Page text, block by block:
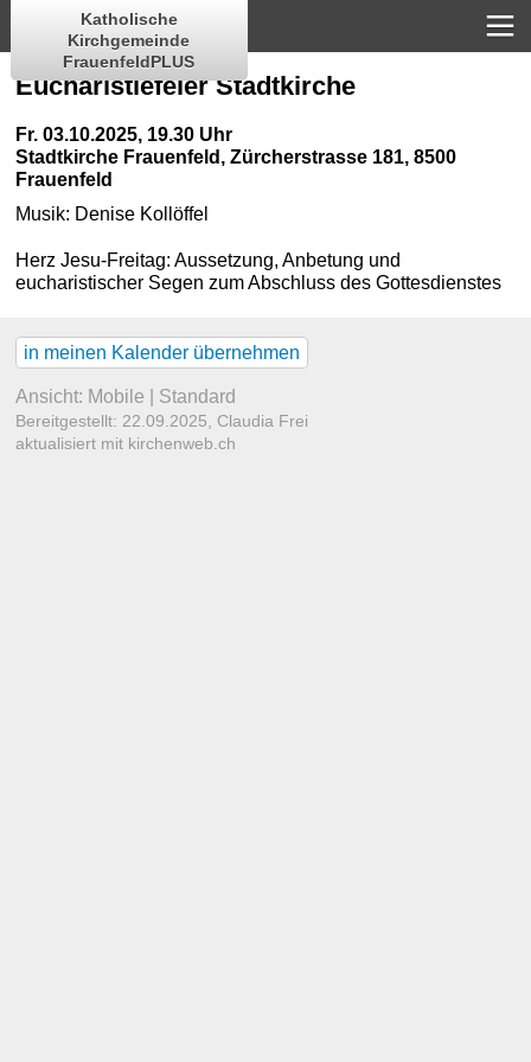
Katholische
Kirchgemeinde
FrauenfeldPLUS
Eucharistiefeier Stadtkirche
Fr. 03.10.2025, 19.30 Uhr
Stadtkirche Frauenfeld ,Zürcherstrasse 181, 8500
Frauenfeld
Musik: Denise Kollöffel
Herz Jesu-Freitag: Aussetzung, Anbetung und
eucharistischer Segen zum Abschluss des Gottesdienstes
in meinen Kalender übernehmen
Ansicht: Mobile Standard
Bereitgestellt: 22.09.2025, Claudia Frei
aktualisiert mit kirchenweb.ch